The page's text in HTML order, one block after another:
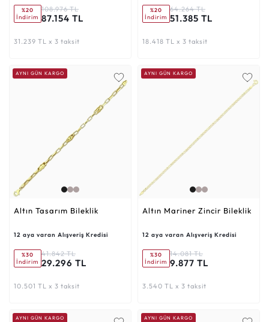
%20
İndirim
108.976 TL
87.154 TL
31.239 TL x 3 taksit
%20
İndirim
64.264 TL
51.385 TL
18.418 TL x 3 taksit
AYNI GÜN KARGO
Altın Tasarım Bileklik
12 aya varan Alışveriş Kredisi
%30
İndirim
41.842 TL
29.296 TL
10.501 TL x 3 taksit
AYNI GÜN KARGO
Altın Mariner Zincir Bileklik
12 aya varan Alışveriş Kredisi
%30
İndirim
14.081 TL
9.877 TL
3.540 TL x 3 taksit
AYNI GÜN KARGO AYNI GÜN KARGO